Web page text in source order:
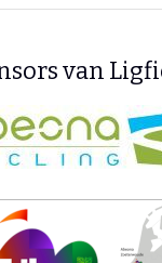
van